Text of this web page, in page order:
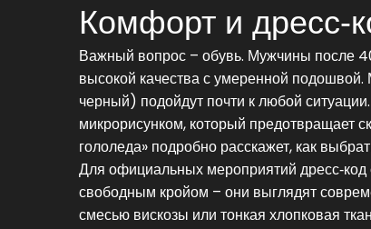
Комфорт и
Важный вопрос – обувь. Мужчины после
высокой качества с умеренной подошвой.
черный) подойдут почти к любой
микрорисунком, который предотвращает
гололеда» подробно расскажет, как
Для официальных мероприятий
свободным кройом – они выглядят
смесью вискозы или тонкая хлопковая